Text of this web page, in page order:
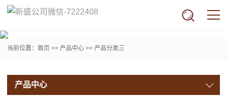
当前位置： 首页 >> 产品中心 >> 产品分类三
产品中心